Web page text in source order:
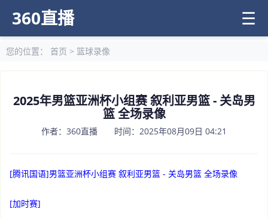
360直播 ☰
您的位置： 首页 > 篮球录像
2025年男篮亚洲杯小组赛 叙利亚男篮 - 关岛男
篮 全场录像
作者：360直播 时间：2025年08月09日 04:21
[腾讯国语]男篮亚洲杯小组赛 叙利亚男篮 - 关岛男篮 全场录像
[加时赛]